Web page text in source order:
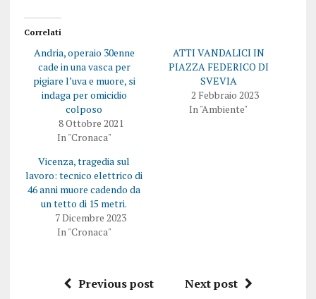
Correlati
Andria, operaio 30enne
cade in una vasca per
pigiare l’uva e muore, si
indaga per omicidio
colposo
8 Ottobre 2021
In "Cronaca"
ATTI VANDALICI IN
PIAZZA FEDERICO DI
SVEVIA
2 Febbraio 2023
In "Ambiente"
Vicenza, tragedia sul
lavoro: tecnico elettrico di
46 anni muore cadendo da
un tetto di 15 metri.
7 Dicembre 2023
In "Cronaca"
Previous post Next post